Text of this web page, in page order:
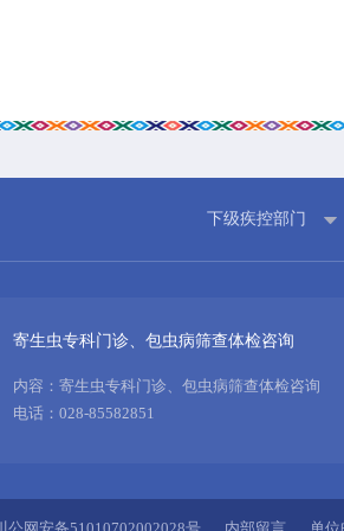
下级疾控部门
寄生虫专科门诊、包虫病筛查体检咨询
内容：寄生虫专科门诊、包虫病筛查体检咨询
电话：028-85582851